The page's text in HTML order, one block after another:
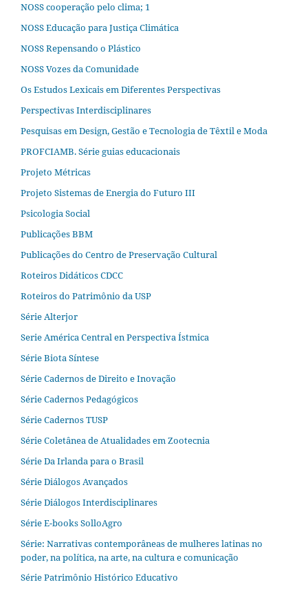
NOSS cooperação pelo clima; 1
NOSS Educação para Justiça Climática
NOSS Repensando o Plástico
NOSS Vozes da Comunidade
Os Estudos Lexicais em Diferentes Perspectivas
Perspectivas Interdisciplinares
Pesquisas em Design, Gestão e Tecnologia de Têxtil e Moda
PROFCIAMB. Série guias educacionais
Projeto Métricas
Projeto Sistemas de Energia do Futuro III
Psicologia Social
Publicações BBM
Publicações do Centro de Preservação Cultural
Roteiros Didáticos CDCC
Roteiros do Patrimônio da USP
Série Alterjor
Serie América Central en Perspectiva Ístmica
Série Biota Síntese
Série Cadernos de Direito e Inovação
Série Cadernos Pedagógicos
Série Cadernos TUSP
Série Coletânea de Atualidades em Zootecnia
Série Da Irlanda para o Brasil
Série Diálogos Avançados
Série Diálogos Interdisciplinares
Série E-books SolloAgro
Série: Narrativas contemporâneas de mulheres latinas no
poder, na política, na arte, na cultura e comunicação
Série Patrimônio Histórico Educativo